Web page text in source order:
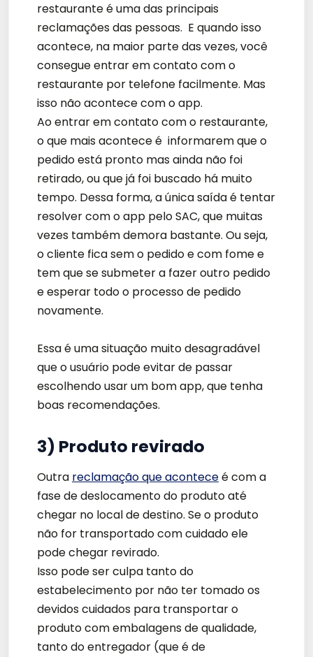
restaurante é uma das principais
reclamações das pessoas. E quando isso
acontece, na maior parte das vezes, você
consegue entrar em contato com o
restaurante por telefone facilmente. Mas
isso não acontece com o app.
Ao entrar em contato com o restaurante,
o que mais acontece é informarem que o
pedido está pronto mas ainda não foi
retirado, ou que já foi buscado há muito
tempo. Dessa forma, a única saída é tentar
resolver com o app pelo SAC, que muitas
vezes também demora bastante. Ou seja,
o cliente fica sem o pedido e com fome e
tem que se submeter a fazer outro pedido
e esperar todo o processo de pedido
novamente.
Essa é uma situação muito desagradável
que o usuário pode evitar de passar
escolhendo usar um bom app, que tenha
boas recomendações.
3) Produto revirado
Outra reclamação que aconteceé com a
fase de deslocamento do produto até
chegar no local de destino. Se o produto
não for transportado com cuidado ele
pode chegar revirado.
Isso pode ser culpa tanto do
estabelecimento por não ter tomado os
devidos cuidados para transportar o
produto com embalagens de qualidade,
tanto do entregador (que é de